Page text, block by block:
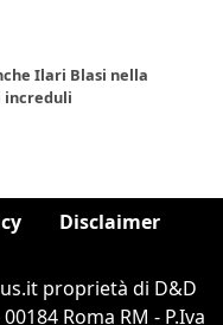
Ilari Blasi nella
Disclaimer
proprietà di D&D
Roma RM - P.Iva